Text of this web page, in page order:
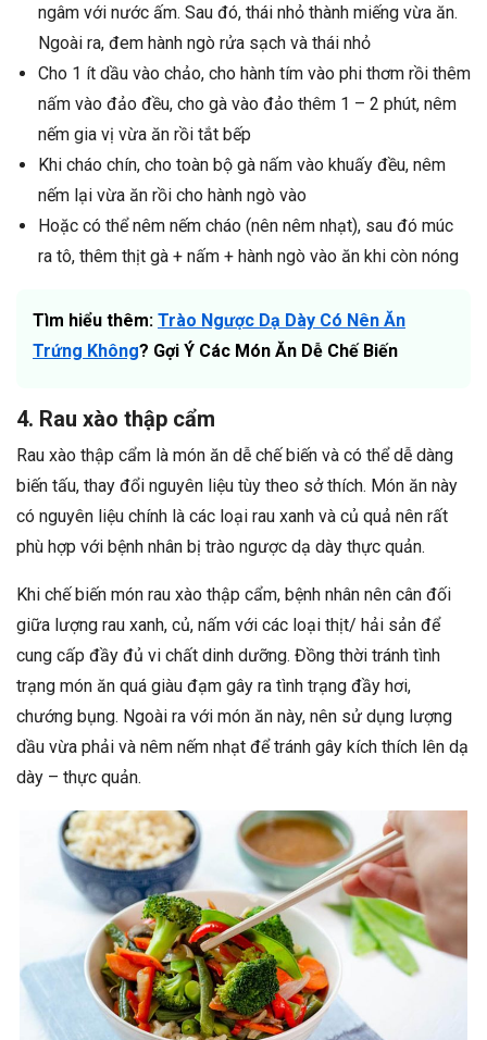
ngâm với nước ấm. Sau đó, thái nhỏ thành miếng vừa ăn.
Ngoài ra, đem hành ngò rửa sạch và thái nhỏ
Cho 1 ít dầu vào chảo, cho hành tím vào phi thơm rồi thêm
nấm vào đảo đều, cho gà vào đảo thêm 1 – 2 phút, nêm
nếm gia vị vừa ăn rồi tắt bếp
Khi cháo chín, cho toàn bộ gà nấm vào khuấy đều, nêm
nếm lại vừa ăn rồi cho hành ngò vào
Hoặc có thể nêm nếm cháo (nên nêm nhạt), sau đó múc
ra tô, thêm thịt gà + nấm + hành ngò vào ăn khi còn nóng
Tìm hiểu thêm: Trào Ngược Dạ Dày Có Nên Ăn
Trứng Không? Gợi Ý Các Món Ăn Dễ Chế Biến
4. Rau xào thập cẩm
Rau xào thập cẩm là món ăn dễ chế biến và có thể dễ dàng
biến tấu, thay đổi nguyên liệu tùy theo sở thích. Món ăn này
có nguyên liệu chính là các loại rau xanh và củ quả nên rất
phù hợp với bệnh nhân bị trào ngược dạ dày thực quản.
Khi chế biến món rau xào thập cẩm, bệnh nhân nên cân đối
giữa lượng rau xanh, củ, nấm với các loại thịt/ hải sản để
cung cấp đầy đủ vi chất dinh dưỡng. Đồng thời tránh tình
trạng món ăn quá giàu đạm gây ra tình trạng đầy hơi,
chướng bụng. Ngoài ra với món ăn này, nên sử dụng lượng
dầu vừa phải và nêm nếm nhạt để tránh gây kích thích lên dạ
dày – thực quản.